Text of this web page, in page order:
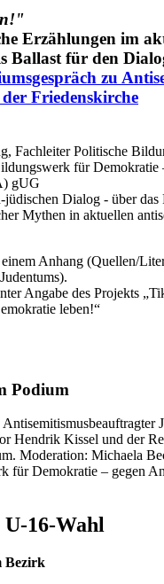
Erzählungen im
Ballast für den
zu
Friedenskirche
Fachleiter Politische
für Demokratie
gUG
Dialog - über
Mythen in aktuellen
Anhang (Quellen/
Angabe des Projekts
leben!“
Podium
Hendrik Kissel und der
Moderation: Michaela
für Demokratie – gegen
16-Wahl
Bezirk